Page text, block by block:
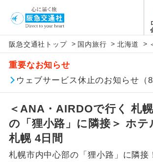
阪急交通社トップ > 国内旅行 > 北海道 >
重要なお知らせ
ウェブサービス休止のお知らせ（
＜ANA・AIRDOで行く 札
の「狸小路」に隣接＞ ホテ
札幌 4日間
札幌市内中心部の「狸小路」に隣接
アイコン 説
添乗員同行
往路出発空港（駅）か
（駅）まで同行します
現地添乗員同
現地到着空港（駅）か
（駅）まで添乗員が同
バスガイド乗
務
があります。
「価格変動型ツアー」に関するご
価格変動型ツアーとは
賃」を利用したツアーです。
お申し込み時期・ご利用便の
よって料金が変動いたします。